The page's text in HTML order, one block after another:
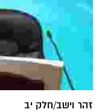
זהר וישב/חלק יב